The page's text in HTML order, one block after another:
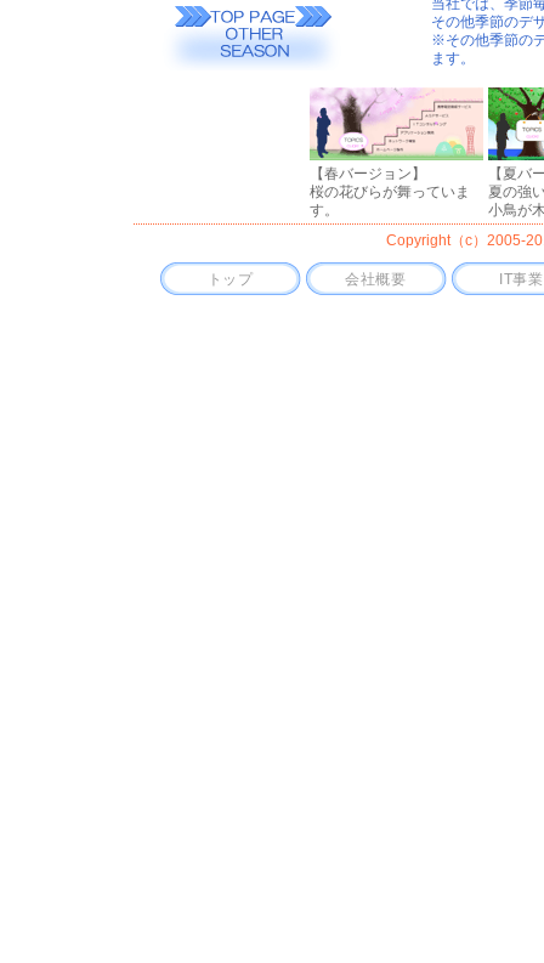
当社では、季節
その他季節のデ
※その他季節の
ます。
【春バージョン】
桜の花びらが舞っていま
す。
【夏バ
夏の強
小鳥が
Copyright（c）2005-
トップ 会社概要 IT事業